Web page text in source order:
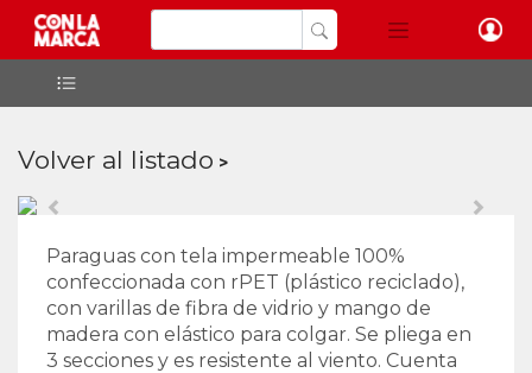
Volver al listado
Paraguas con tela impermeable 100%
confeccionada con rPET (plástico reciclado),
con varillas de fibra de vidrio y mango de
madera con elástico para colgar. Se pliega en
3 secciones y es resistente al viento. Cuenta